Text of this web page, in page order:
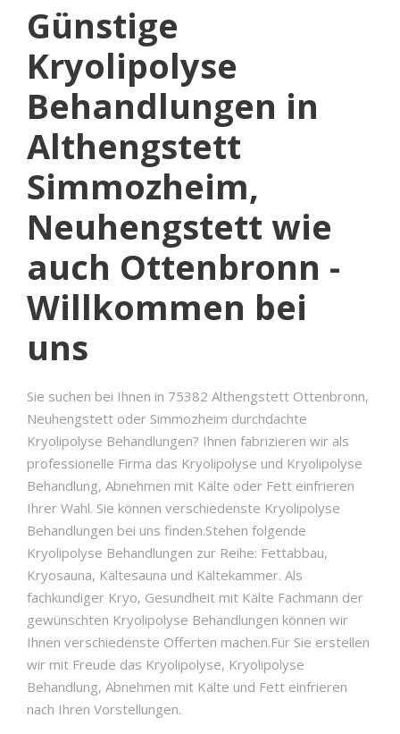
Günstige
Kryolipolyse
Behandlungen in
Althengstett
Simmozheim,
Neuhengstett wie
auch Ottenbronn -
Willkommen bei
uns
Sie suchen bei Ihnen in 75382 Althengstett Ottenbronn,
Neuhengstett oder Simmozheim durchdachte
Kryolipolyse Behandlungen? Ihnen fabrizieren wir als
professionelle Firma das Kryolipolyse und Kryolipolyse
Behandlung, Abnehmen mit Kälte oder Fett einfrieren
Ihrer Wahl. Sie können verschiedenste Kryolipolyse
Behandlungen bei uns finden.Stehen folgende
Kryolipolyse Behandlungen zur Reihe: Fettabbau,
Kryosauna, Kältesauna und Kältekammer. Als
fachkundiger Kryo, Gesundheit mit Kälte Fachmann der
gewünschten Kryolipolyse Behandlungen können wir
Ihnen verschiedenste Offerten machen.Für Sie erstellen
wir mit Freude das Kryolipolyse, Kryolipolyse
Behandlung, Abnehmen mit Kälte und Fett einfrieren
nach Ihren Vorstellungen.